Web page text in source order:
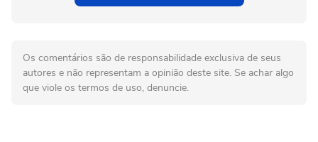
Os comentários são de responsabilidade exclusiva de seus
autores e não representam a opinião deste site. Se achar algo
que viole os termos de uso, denuncie.